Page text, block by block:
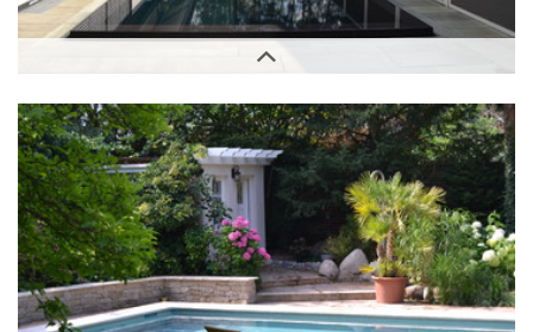
Außenbereich